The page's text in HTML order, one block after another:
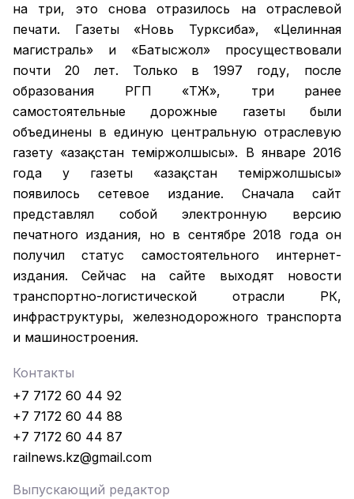
на три, это снова отразилось на отраслевой
печати. Газеты «Новь Турксиба», «Целинная
магистраль» и «Батысжол» просуществовали
почти 20 лет. Только в 1997 году, после
образования РГП «ҚТЖ», три ранее
самостоятельные дорожные газеты были
объединены в единую центральную отраслевую
газету «Қазақстан темiржолшысы». В январе 2016
года у газеты «Қазақстан теміржолшысы»
появилось сетевое издание. Сначала сайт
представлял собой электронную версию
печатного издания, но в сентябре 2018 года он
получил статус самостоятельного интернет-
издания. Сейчас на сайте выходят новости
транспортно-логистической отрасли РК,
инфраструктуры, железнодорожного транспорта
и машиностроения.
Контакты
+7 7172 60 44 92
+7 7172 60 44 88
+7 7172 60 44 87
railnews.kz@gmail.com
Выпускающий редактор